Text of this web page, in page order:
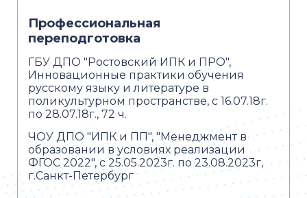
Профессиональная
переподготовка
ГБУ ДПО "Ростовский ИПК и ПРО",
Инновационные практики обучения
русскому языку и литературе в
поликультурном пространстве, с 16.07.18г.
по 28.07.18г., 72 ч.
ЧОУ ДПО "ИПК и ПП", "Менеджмент в
образовании в условиях реализации
ФГОС 2022", с 25.05.2023г. по 23.08.2023г,
г.Санкт-Петербург